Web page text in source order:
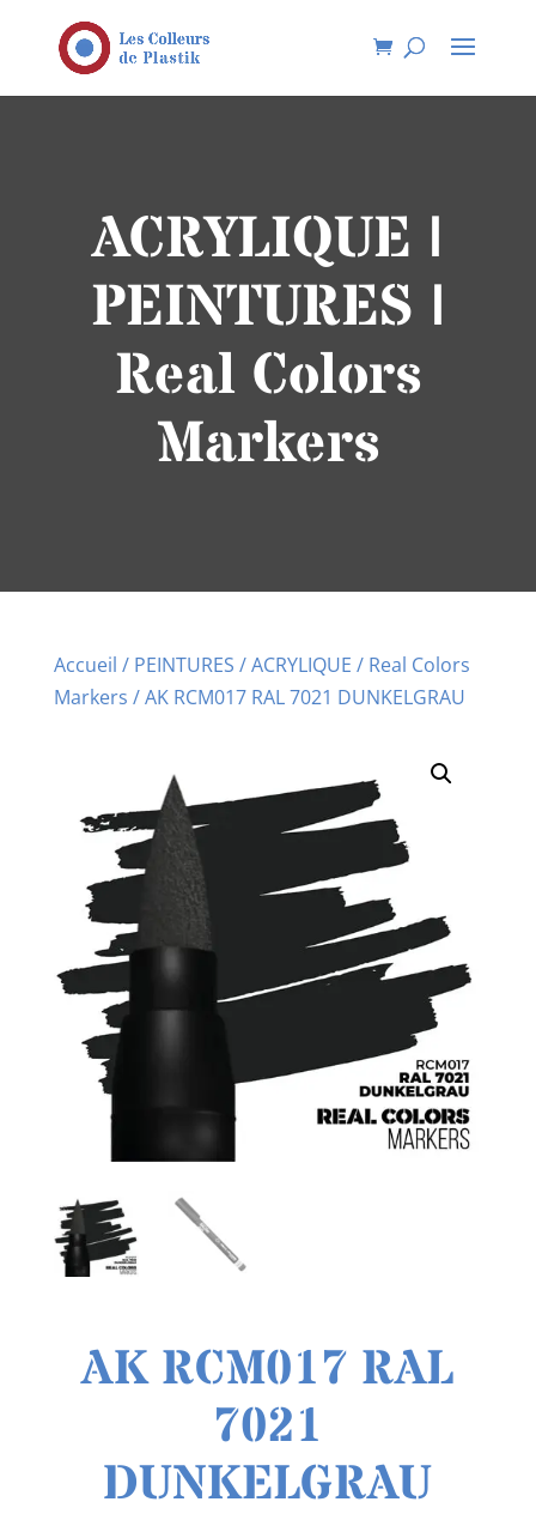
ACRYLIQUE |
PEINTURES |
Real Colors
Markers
Accueil / PEINTURES /ACRYLIQUE / Real Colors
Markers / AK RCM017 RAL 7021 DUNKELGRAU
AK RCM017 RAL
7021
DUNKELGRAU